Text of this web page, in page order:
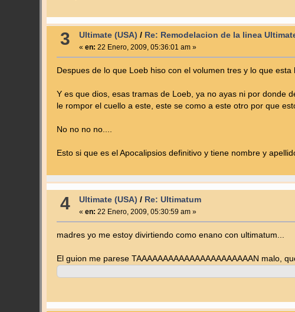
3 Ultimate (USA) / Re: Remodelacion de la linea
« en: 22 Enero, 2009, 05:36:01 am »
Despues de lo que Loeb hiso con el volumen tres y lo que
Y es que dios, esas tramas de Loeb, ya no ayas ni por donde
le rompor el cuello a este, este se como a este otro por que
No no no no....
Esto si que es el Apocalipsios definitivo y tiene nombre y
4 Ultimate (USA) / Re: Ultimatum
« en: 22 Enero, 2009, 05:30:59 am »
madres yo me estoy divirtiendo como enano con ultimatum...
El guion me parese TAAAAAAAAAAAAAAAAAAAAAAN malo,